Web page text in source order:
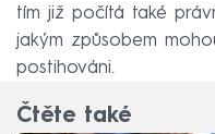
tím již počítá také
jakým způsobem
postihováni.
Čtěte také